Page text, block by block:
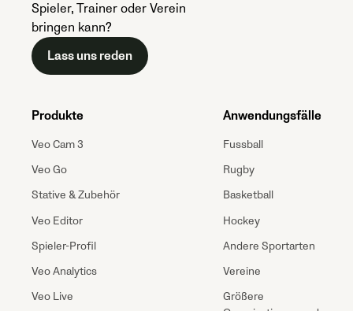
Spieler, Trainer oder Verein
bringen kann?
Lass uns reden
Produkte
Veo Cam 3
Veo Go
Stative & Zubehör
Veo Editor
Spieler-Profil
Veo Analytics
Veo Live
Anwendungsfälle
Fussball
Rugby
Basketball
Hockey
Andere Sportarten
Vereine
Größere